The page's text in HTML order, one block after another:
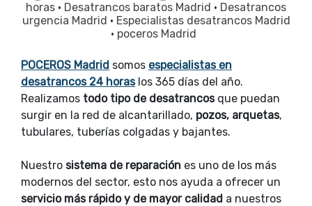
horas · Desatrancos baratos Madrid · Desatrancos
urgencia Madrid · Especialistas desatrancos Madrid
· poceros Madrid
POCEROS Madrid somos especialistas en
desatrancos 24 horaslos 365 días del año.
Realizamos todo tipo de desatrancosque puedan
surgir en la red de alcantarillado, pozos, arquetas,
tubulares, tuberías colgadas y bajantes.
Nuestro sistema de reparación es uno de los más
modernos del sector, esto nos ayuda a ofrecer un
servicio más rápido y de mayor calidad a nuestros